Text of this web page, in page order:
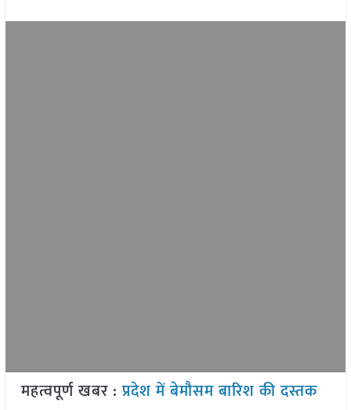
महत्वपूर्ण खबर :प्रदेश में बेमौसम बारिश की दस्तक